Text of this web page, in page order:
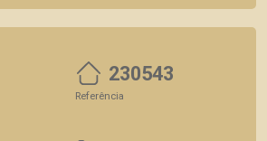
230543
Referência